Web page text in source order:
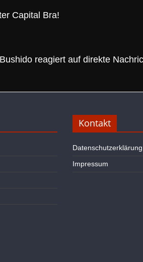
Capital Bra!
Bushido reagiert auf direkte
Kontakt
Datenschutzerklärung
Impressum